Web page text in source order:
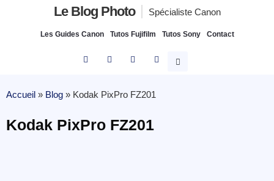
Le Blog Photo Spécialiste Canon
Les Guides Canon Tutos Fujifilm Tutos Sony Contact
Accueil » Blog » Kodak PixPro FZ201
Kodak PixPro FZ201